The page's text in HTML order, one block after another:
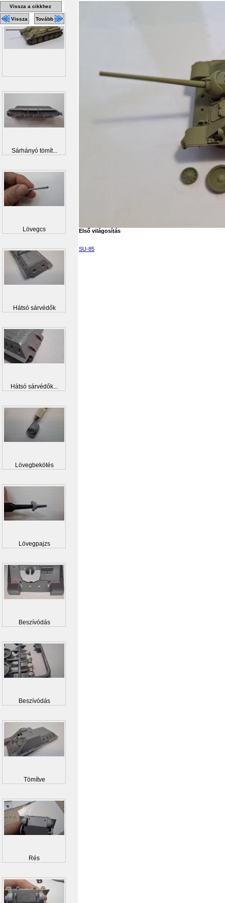
Első világosítás
SU-85
Vissza a cikkhez
Vissza Tovább
Sárhányó tömít...
Lövegcs
Hátsó sárvédők
Hátsó sárvédők...
Lövegbekötés
Lövegpajzs
Beszívódás
Beszívódás
Tömítve
Rés